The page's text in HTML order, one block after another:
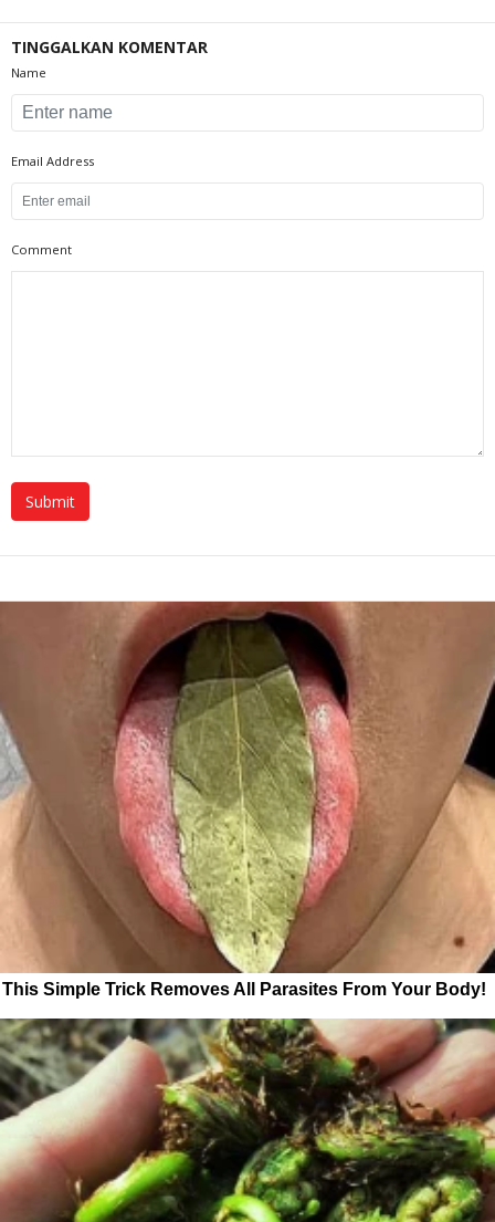
TINGGALKAN KOMENTAR
Name
Email Address
Comment
This Simple Trick Removes All Parasites From Your Body!